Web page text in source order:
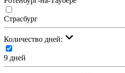
Страсбург
Количество дней:
9 дней